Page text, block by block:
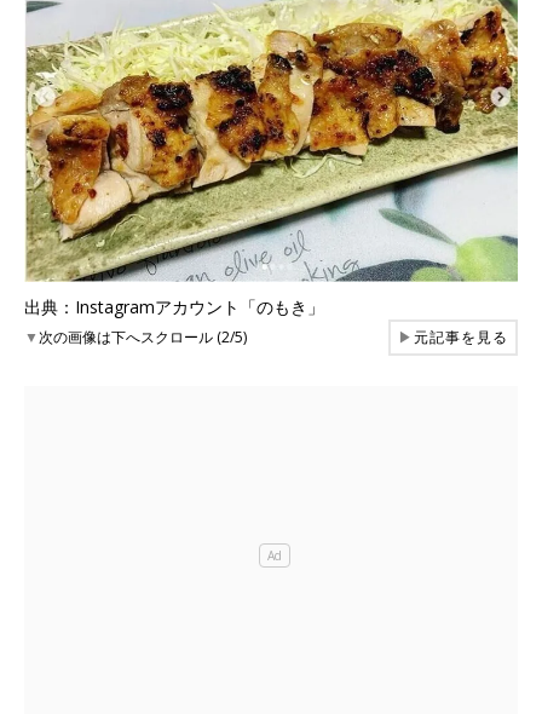
出典：Instagramアカウント「のもき」
▼次の画像は下へスクロール (2/5) ▶元記事を見る